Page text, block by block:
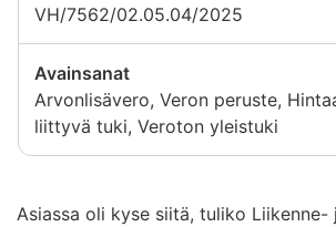
VH/7562/02.05.04/2025
Avainsanat
Arvonlisävero, Veron peruste,
liittyvä tuki, Veroton yleistuki
Asiassa oli kyse siitä, tuliko Liikenne-